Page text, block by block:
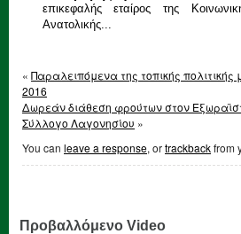
επικεφαλής εταίρος της
Ανατολικής...
« Παραλειπόμενα της τοπικής
2016
Δωρεάν διάθεση φρούτων στον
Σύλλογο Λαγονησίου »
You can leave a response, ortrackbackfrom
Προβαλλόμενο Video